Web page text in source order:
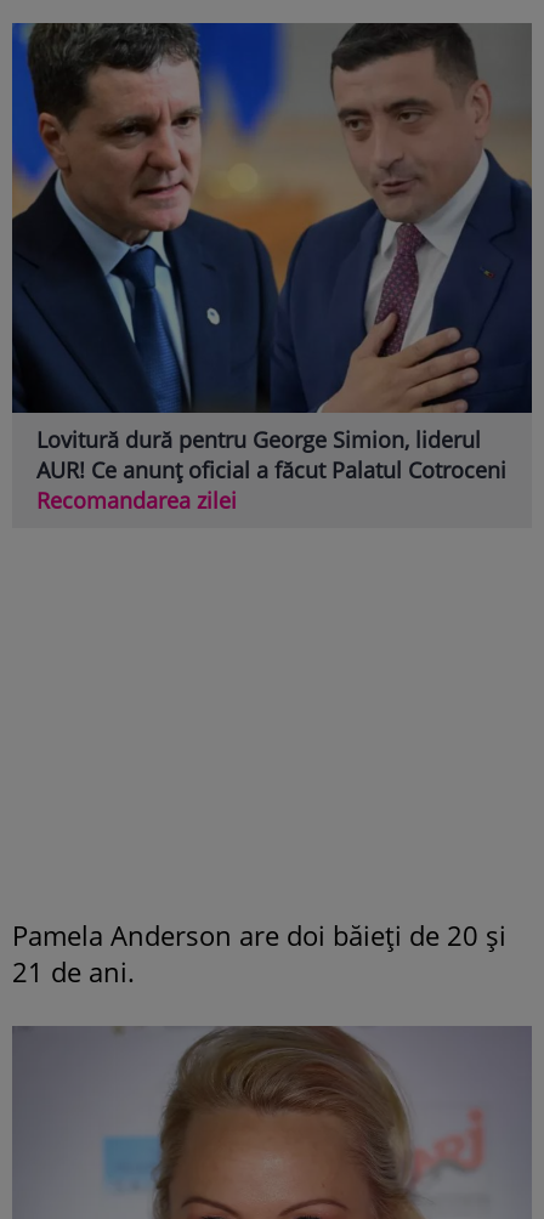
Lovitură dură pentru George Simion, liderul
AUR! Ce anunț oficial a făcut Palatul Cotroceni
Recomandarea zilei
Pamela Anderson are doi băieți de 20 și
21 de ani.